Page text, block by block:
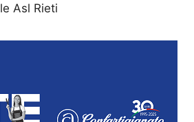
Asl Rieti